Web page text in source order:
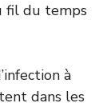
fil du temps
à
dans les